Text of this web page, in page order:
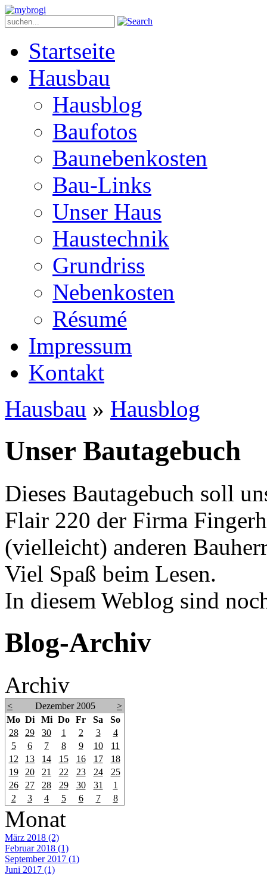
Startseite
Hausbau
Hausblog
Baufotos
Baunebenkosten
Bau-Links
Unser Haus
Haustechnik
Grundriss
Nebenkosten
Ré­su­mé
Impressum
Kontakt
Hausbau » Hausblog
Unser Bautagebuch
Dieses Bautagebuch soll
Flair 220 der Firma
(vielleicht) anderen
Viel Spaß beim Lesen.
In diesem Weblog sind
Blog-Archiv
Archiv
< Dezember 2005
>
Mo Di Mi Do Fr Sa
So
28
29 30 1 2 3
4
5
6 7 8 9 10
11
12
13 14 15 16 17
18
19
20 21 22 23 24
25
26
27 28 29 30 31
1
2
3 4 5 6 7 8
Monat
März 2018 (2)
Februar 2018 (1)
September 2017 (1)
Juni 2017 (1)